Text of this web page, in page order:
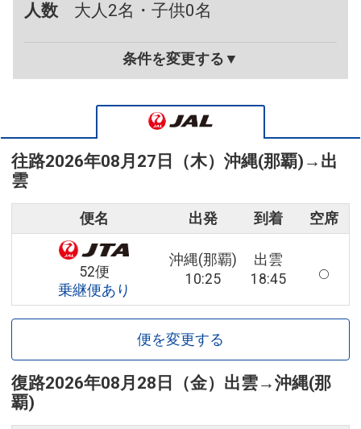
人数
大人2名・子供0名
条件を変更する▼
往路2026年08月27日（木） 沖縄(那覇) → 出
雲
便名 出発 到着 空席
52便
乗継便あり
沖縄(那覇)
10:25
出雲
18:45
便を変更する
復路2026年08月28日（金） 出雲→沖縄(那
覇)